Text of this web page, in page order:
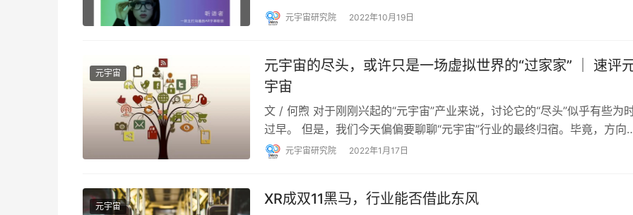
元宇宙研究院 2022年10月19日
元宇宙
元宇宙的尽头，或许只是一场虚拟世界的“过家家” ｜ 速评
宇宙
文 / 何煦 对于刚刚兴起的“元宇宙”产业来说，讨论它的“尽头”似乎有些为
过早。 但是，我们今天偏偏要聊聊“元宇宙”行业的最终归宿。毕竟，方向
往比努力更重要，即使你慢，只要方向…
元宇宙研究院 2022年1月17日
元宇宙 XR成双11黑马，行业能否借此东风